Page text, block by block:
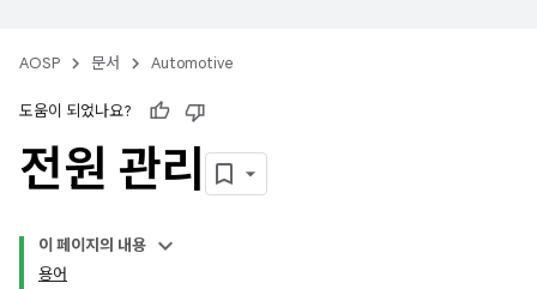
AOSP 문서 Automotive
도움이 되었나요?
전원 관리
이 페이지의 내용
용어